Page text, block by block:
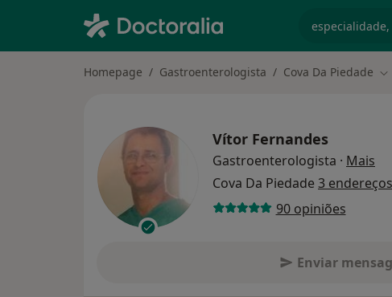
Homepage Gastroenterologista Cova Da Piedade
Vítor Fernandes
Gastroenterologista · Mais
Cova Da Piedade 3 endereços
90 opiniões
Enviar